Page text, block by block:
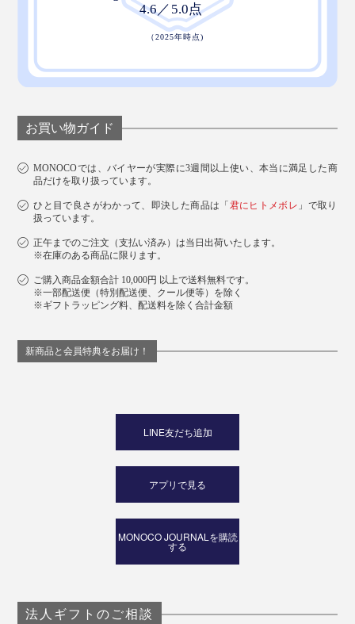
お買い物ガイド
MONOCOでは、バイヤーが実際に3週間以上使い、本当に満足した商
品だけを取り扱っています。
ひと目で良さがわかって、即決した商品は「 君にヒトメボレ 」で取り
扱っています。
正午までのご注文（支払い済み）は当日出荷いたします。
※在庫のある商品に限ります。
ご購入商品金額合計 10,000円 以上で送料無料です。
※一部配送便（特別配送便、クール便等）を除く
※ギフトラッピング料、配送料を除く合計金額
新商品と会員特典をお届け！
LINE友だち追加
アプリで見る
MONOCO JOURNALを購読
する
法人ギフトのご相談